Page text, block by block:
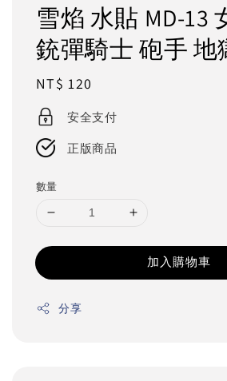
雪焰 水貼 MD-13
銃彈騎士 砲手 地
Regular
price
NT$ 120
安全支付
正版商品
數量
加入購物車
分享